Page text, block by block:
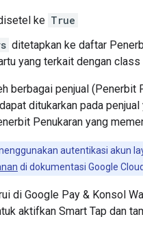
ke True
ditetapkan ke daftar
yang terkait dengan
berbagai penjual
ditukarkan pada
Penukaran yang
autentikasi akun
di dokumentasi Google Cloud.
di Google Pay & Konsol
aktifkan Smart Tap dan